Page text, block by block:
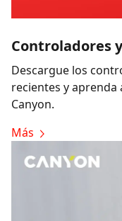
Controladores
Descargue los
recientes y
Canyon.
Más